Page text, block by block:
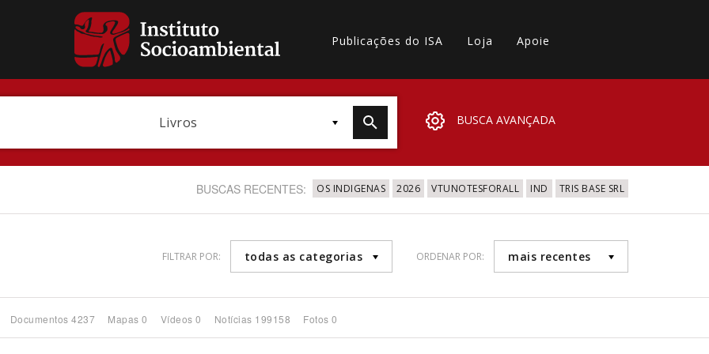
Publicações do ISA Loja Apoie
Livros BUSCA AVANÇADA
BUSCAS RECENTES: OS INDIGENAS 2026 VTUNOTESFORALL IND TRIS BASE SRL
FILTRAR POR: todas as categorias ORDENAR POR: mais recentes
Documentos 4237 Mapas 0 Vídeos 0 Notícias 199158 Fotos 0